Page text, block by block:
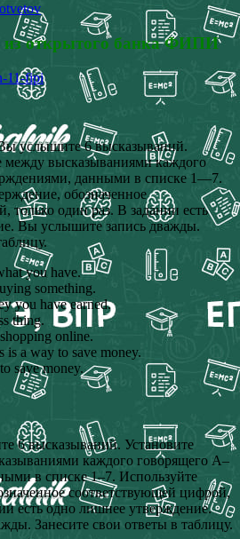
из открытого банка ФИПИ
11-fipi
услышите 6 высказываний.
между высказываниями каждого
данными в списке 1––7.
обозначенное
только один раз. В задании есть
Вы услышите запись дважды.
you have.
something.
you have earned.
thing.
online.
is a way to save money.
save money.
6 высказываний. Установите
каждого говорящего A–
в списке 1–7. Используйте
соответствующей цифрой,
есть одно лишнее утверждение.
Занесите свои ответы в таблицу.